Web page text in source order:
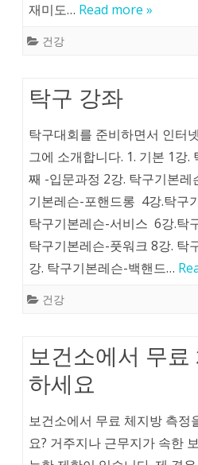
재미도… Read more »
건강
탁구 강좌
탁구대회를 준비하면서 인터
그에 소개합니다. 1. 기본 1강.
째 -입문과정 2강. 탁구기본레
기본레슨-포핸드롱 4강.탁구
탁구기본레슨-서비스 6강.탁
탁구기본레슨-풋워크 8강. 탁
강. 탁구기본레슨-백핸드…
건강
보건소에서 무료
하세요
보건소에서 무료 체지방 측정
요? 거주지나 근무지가 속한